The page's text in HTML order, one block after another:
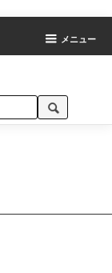
メニュー